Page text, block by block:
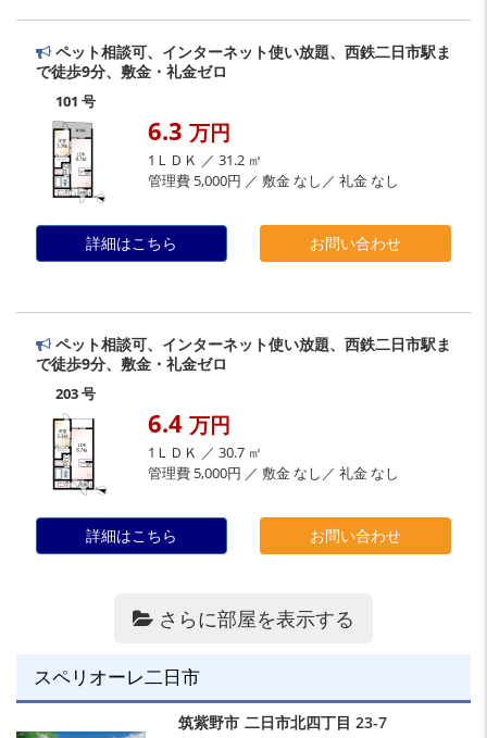
ペット相談可、インターネット使い放題、西鉄二日市駅ま
で徒歩9分、敷金・礼金ゼロ
101 号
6.3 万円
1ＬＤＫ ／ 31.2 ㎡
管理費 5,000円 ／ 敷金 なし／ 礼金 なし
詳細はこちら お問い合わせ
ペット相談可、インターネット使い放題、西鉄二日市駅ま
で徒歩9分、敷金・礼金ゼロ
203 号
6.4 万円
1ＬＤＫ ／ 30.7 ㎡
管理費 5,000円 ／ 敷金 なし／ 礼金 なし
詳細はこちら お問い合わせ
さらに部屋を表示する
スペリオーレ二日市
筑紫野市 二日市北四丁目 23-7